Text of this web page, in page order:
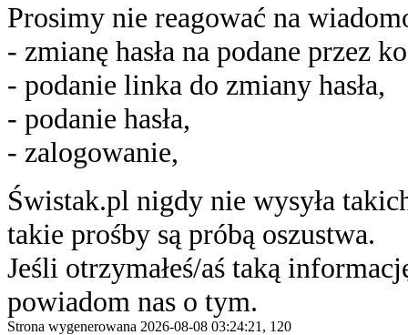
Prosimy nie reagować na
- zmianę hasła na podane przez
- podanie linka do zmiany hasła,
- podanie hasła,
- zalogowanie,
Świstak.pl nigdy nie wysyła
takie prośby są próbą oszustwa.
Jeśli otrzymałeś/aś taką
powiadom nas o tym.
Strona wygenerowana 2026-08-08 03:24:21, 120